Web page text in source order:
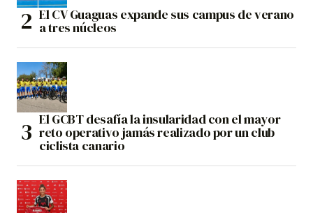
El CV Guaguas expande sus campus de verano
a tres núcleos
El GCBT desafía la insularidad con el mayor
reto operativo jamás realizado por un club
ciclista canario